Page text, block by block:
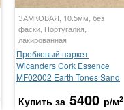
ЗАМКОВАЯ, 10.5мм, без
фаски, Португалия,
лакированная
Пробковый паркет
Wicanders Cork Essence
MF02002 Earth Tones Sand
Купить за 5400 р/м2